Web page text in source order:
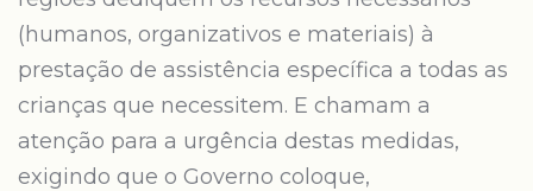
(humanos, organizativos e materiais) à
prestação de assistência específica a todas as
crianças que necessitem. E chamam a
atenção para a urgência destas medidas,
exigindo que o Governo coloque,